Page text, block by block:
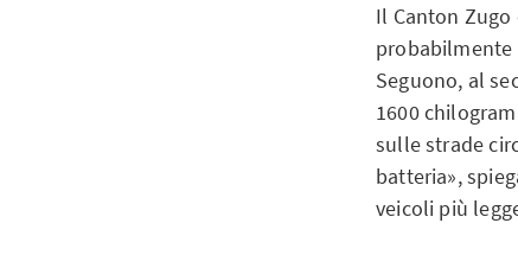
Il Canton
probabilmente
Seguono, al
1600
sulle strade
batteria»,
veicoli più